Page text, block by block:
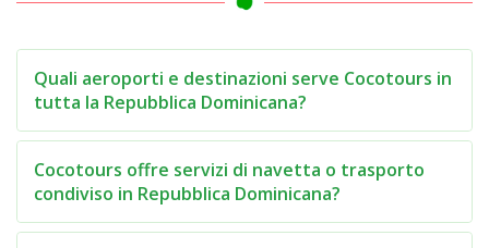
Quali aeroporti e destinazioni serve Cocotours in
tutta la Repubblica Dominicana?
Cocotours offre servizi di navetta o trasporto
condiviso in Repubblica Dominicana?